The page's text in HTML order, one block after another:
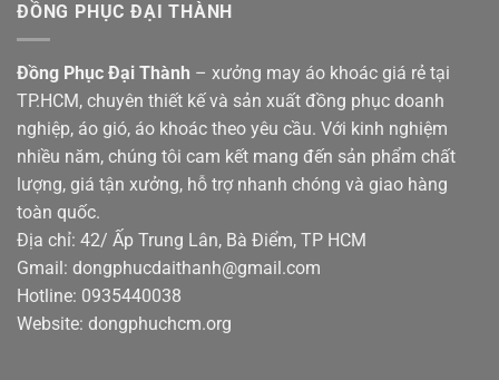
ĐỒNG PHỤC ĐẠI THÀNH
Đồng Phục Đại Thành – xưởng may áo khoác giá rẻ tại
TP.HCM, chuyên thiết kế và sản xuất đồng phục doanh
nghiệp, áo gió, áo khoác theo yêu cầu. Với kinh nghiệm
nhiều năm, chúng tôi cam kết mang đến sản phẩm chất
lượng, giá tận xưởng, hỗ trợ nhanh chóng và giao hàng
toàn quốc.
Địa chỉ: 42/ Ấp Trung Lân, Bà Điểm, TP HCM
Gmail: dongphucdaithanh@gmail.com
Hotline: 0935440038
Website: dongphuchcm.org